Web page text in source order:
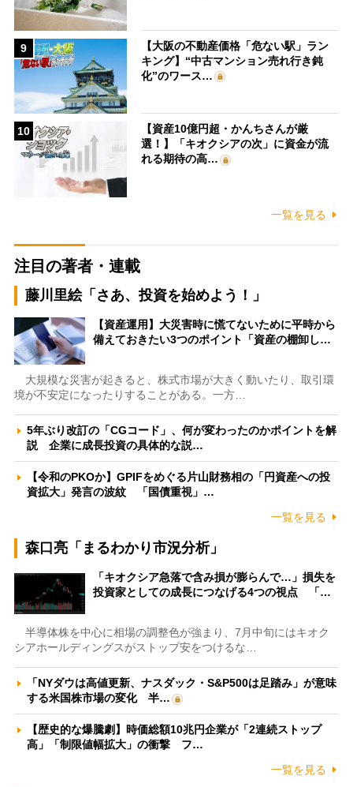
9
【大阪の不動産価格「危ない駅」ラン
キング】“中古マンション売れ行き鈍
化”のワース…
10
【資産10億円超・かんちさんが厳
選！】「キオクシアの次」に資金が流
れる期待の高…
一覧を見る
注目の著者・連載
藤川里絵「さあ、投資を始めよう！」
【資産運用】大災害時に慌てないために平時から
備えておきたい3つのポイント「資産の棚卸し…
大規模な災害が起きると、株式市場が大きく動いたり、取引環
境が不安定になったりすることがある。一方…
5年ぶり改訂の「CGコード」、何が変わったのかポイントを解
説 企業に成長投資の具体的な説…
【令和のPKOか】GPIFをめぐる片山財務相の「円資産への投
資拡大」発言の波紋 「国債重視」…
一覧を見る
森口亮「まるわかり市況分析」
「キオクシア急落で含み損が膨らんで…」損失を
投資家としての成長につなげる4つの視点 「…
半導体株を中心に相場の調整色が強まり、7月中旬にはキオク
シアホールディングスがストップ安をつけるな…
「NYダウは高値更新、ナスダック・S&P500は足踏み」が意味
する米国株市場の変化 半…
【歴史的な爆騰劇】時価総額10兆円企業が「2連続ストップ
高」「制限値幅拡大」の衝撃 フ…
一覧を見る